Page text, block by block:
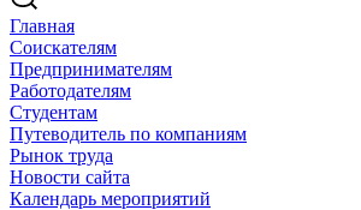
Главная
Соискателям
Предпринимателям
Работодателям
Студентам
Путеводитель по компаниям
Рынок труда
Новости сайта
Календарь мероприятий